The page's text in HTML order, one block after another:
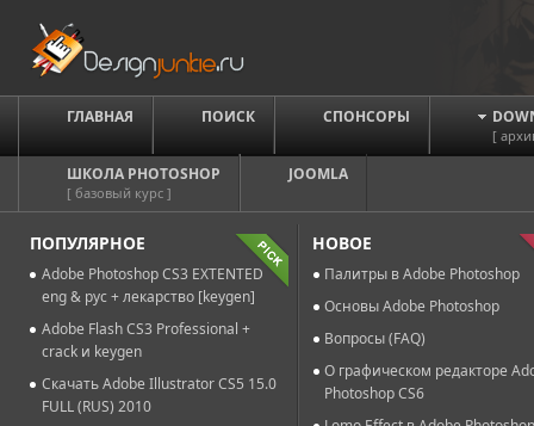
ГЛАВНАЯ ПОИСК СПОНСОРЫ
[
ШКОЛА PHOTOSHOP
[ базовый курс ]
JOOMLA
ПОПУЛЯРНОЕ
Adobe Photoshop CS3 EXTENTED
eng & рус + лекарство [keygen]
Adobe Flash CS3 Professional +
crack и keygen
Скачать Adobe Illustrator CS5 15.0
FULL (RUS) 2010
НОВОЕ
Палитры в Adobe Photoshop
Основы Adobe Photoshop
Вопросы (FAQ)
О графическом редакторе
Photoshop CS6